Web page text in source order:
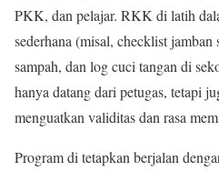
PKK, dan pelajar. RKK di latih
sederhana (misal, checklist
sampah, dan log cuci tangan di
hanya datang dari petugas, tetapi
menguatkan validitas dan rasa
Program di tetapkan berjalan